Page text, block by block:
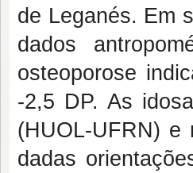
de Leganés. Em
dados
osteoporose
-2,5 DP. As
(HUOL-UFRN) e
dadas